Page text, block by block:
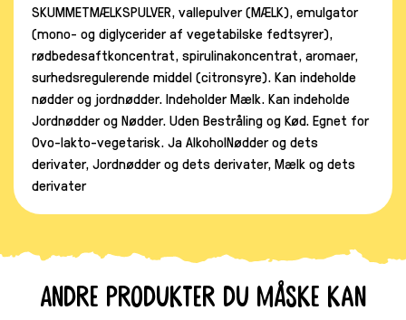
SKUMMETMÆLKSPULVER, vallepulver (MÆLK), emulgator
(mono- og diglycerider af vegetabilske fedtsyrer),
rødbedesaftkoncentrat, spirulinakoncentrat, aromaer,
surhedsregulerende middel (citronsyre). Kan indeholde
nødder og jordnødder. Indeholder Mælk. Kan indeholde
Jordnødder og Nødder. Uden Bestråling og Kød. Egnet for
Ovo-lakto-vegetarisk. Ja AlkoholNødder og dets
derivater, Jordnødder og dets derivater, Mælk og dets
derivater
Andre produkter du måske kan